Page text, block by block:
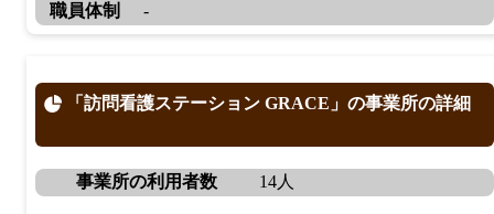
職員体制
-
「訪問看護ステーション GRACE」の事業所の詳細
事業所の利用者数 14人